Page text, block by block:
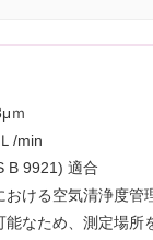
ｍ
/min
B 9921) 適合
ける空気清浄度管
なため、測定場所